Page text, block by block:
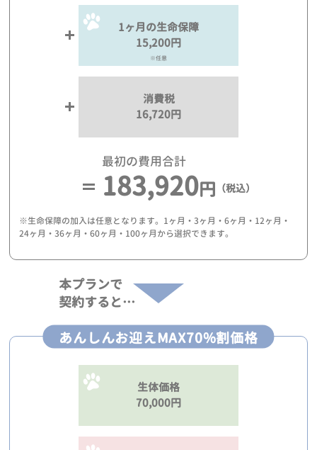
1ヶ月の生命保障
15,200円
※任意
消費税
16,720円
最初の費用合計
183,920円 （税込）
※生命保障の加入は任意となります。1ヶ月・3ヶ月・6ヶ月・12ヶ月・
24ヶ月・36ヶ月・60ヶ月・100ヶ月から選択できます。
本プランで
契約すると…
あんしんお迎えMAX70%割価格
生体価格
70,000円